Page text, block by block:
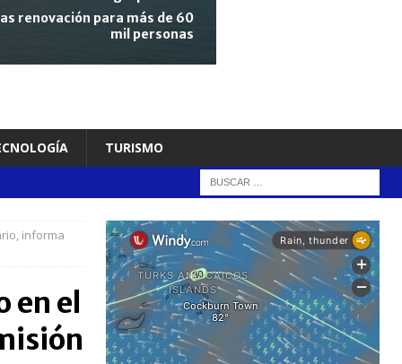
renovación para más de 60
mil personas
TURISMO
informa
en el